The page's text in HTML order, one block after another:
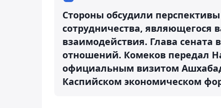
Стороны обсудили
сотрудничества, являющегося
взаимодействия. Глава
отношений. Комеков передал
официальным визитом
Каспийском экономическом